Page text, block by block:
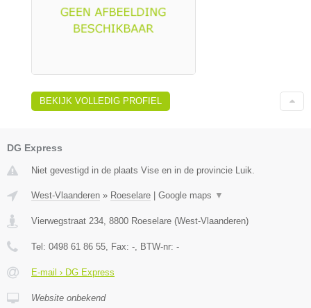
BEKIJK VOLLEDIG PROFIEL
DG Express
Niet gevestigd in de plaats Vise en in de provincie Luik.
West-Vlaanderen » Roeselare Google maps ▼
Vierwegstraat 234, 8800 Roeselare (West-Vlaanderen)
Tel: 0498 61 86 55, Fax: -, BTW-nr: -
E-mail › DG Express
Website onbekend